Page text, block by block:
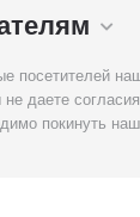
посетителей
даете
покинуть